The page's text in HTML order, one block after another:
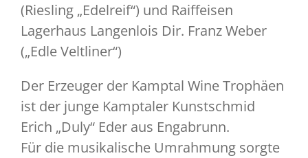
(Riesling „Edelreif“) und Raiffeisen
Lagerhaus Langenlois Dir. Franz Weber
(„Edle Veltliner“)
Der Erzeuger der Kamptal Wine Trophäen
ist der junge Kamptaler Kunstschmid
Erich „Duly“ Eder aus Engabrunn.
Für die musikalische Umrahmung sorgte